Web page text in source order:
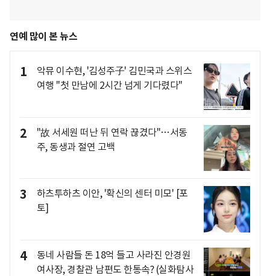
연예 많이 본 뉴스
1
악뮤 이수현, '김성주子' 김민국과 스위스
여행 "첫 만남에 2시간 넘게 기다렸다"
2
"故 서세원 떠난 뒤 연락 끊겼다"…서동
주, 동생과 절연 고백
3
하츠투하츠 이안, '확신의 센터 미모' [포
토]
4
동네 사람들 돈 18억 들고 사라진 안경원
여사장, 경찰관 남편도 한통속? (실화탐사